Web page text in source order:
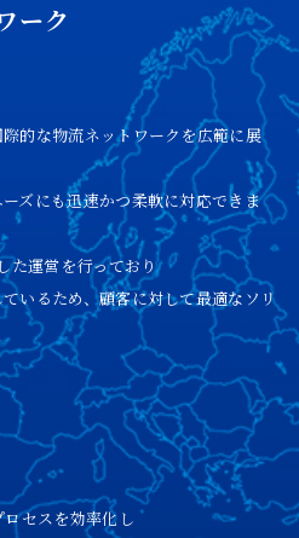
ーク
的な物流ネットワークを広範に展
ズにも迅速かつ柔軟に対応できま
た運営を行っており
いるため、顧客に対して最適なソリ
セスを効率化し